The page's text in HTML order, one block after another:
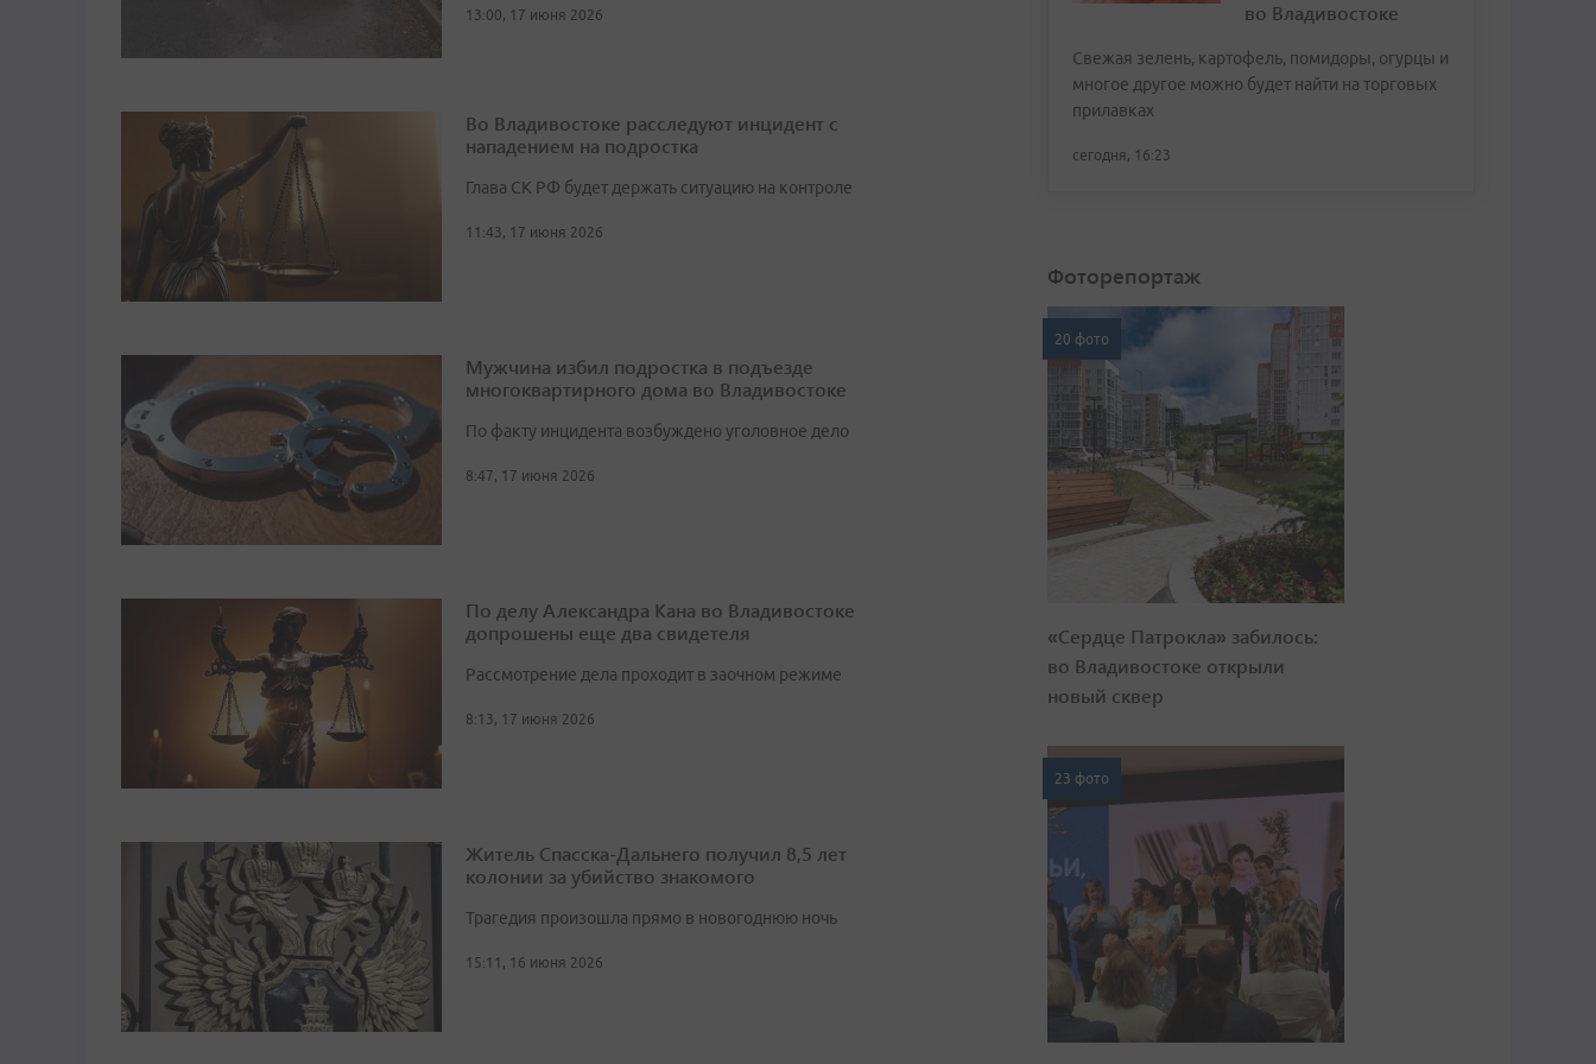
13:00, 17 июня 2026
Во Владивостоке расследуют инцидент с
нападением на подростка
Глава СК РФ будет держать ситуацию на контроле
11:43, 17 июня 2026
Мужчина избил подростка в подъезде
многоквартирного дома во Владивостоке
По факту инцидента возбуждено уголовное дело
8:47, 17 июня 2026
По делу Александра Кана во Владивостоке
допрошены еще два свидетеля
Рассмотрение дела проходит в заочном режиме
8:13, 17 июня 2026
Житель Спасска-Дальнего получил 8,5 лет
колонии за убийство знакомого
Трагедия произошла прямо в новогоднюю ночь
15:11, 16 июня 2026
во Владивостоке
Свежая зелень, картофель, помидоры, огурцы и
многое другое можно будет найти на торговых
прилавках
сегодня, 16:23
Фоторепортаж
20 фото
«Сердце Патрокла» забилось:
во Владивостоке открыли
новый сквер
23 фото